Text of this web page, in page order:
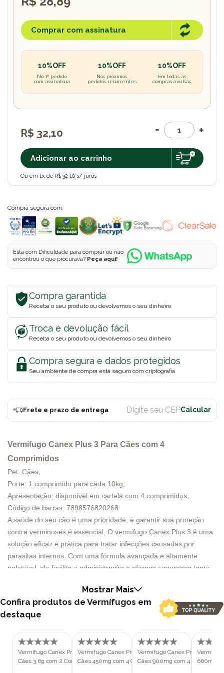
R$ 32,10
Adicionar ao carrinho
Ou em 1x de R$ 32,10 s/ juros
Comprar com assinatura
10%OFF
No 1º pedido
com assinatura
10%OFF
Nos próximos
pedidos recorrentes
10%OFF
Em todas as
compras avulsas
Compra segura com:
Está com Dificuldade para comprar ou não
encontrou o que procurava? Peça aqui!
Compra garantida
Receba o seu produto ou devolvemos o seu dinheiro
Troca e devolução fácil
Receba o seu produto ou devolvemos o seu dinheiro
Compra segura e dados protegidos
Seu ambiente de compra está seguro com criptografia
Frete e prazo de entrega
Vermífugo Canex Plus 3 Para Cães com 4
Comprimidos
Pet: Cães;
Porte: 1 comprimido para cada 10kg;
Apresentação: disponível em cartela com 4 comprimidos;
Código de barras: 7898576820268.
A saúde do seu cão é uma prioridade, e garantir sua proteção
contra verminoses é essencial. O vermífugo Canex Plus 3 é uma
solução eficaz e prática para tratar infecções causadas por
parasitas internos. Com uma fórmula avançada e altamente
palatável, ele facilita a administração e oferece segurança tanto
O Canex Plus utiliza uma combinação poderosa de princípios
ativos: pamoato de pirantel, febantel e praziquantel. Esses
mecanismos de ação, garantindo a eliminação eficiente de
nematódeos (vermes redondos), cestódeos (vermes achatados)
e do protozoário Giardia spp.
Mostrar Mais
Confira produtos de Vermífugos em
destaque
Vermífugo Canex Premium para
Cães 3,6g com 2 Comprimidos
Vermífugo Canex Premium para
Cães 450mg com 4 Comprimidos
Vermífugo Canex Premium para
Cães 900mg com 4
660mg